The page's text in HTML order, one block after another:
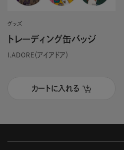
グッズ
トレーディング缶バッジ
I.ADORE（アイアドア）
カートに入れる